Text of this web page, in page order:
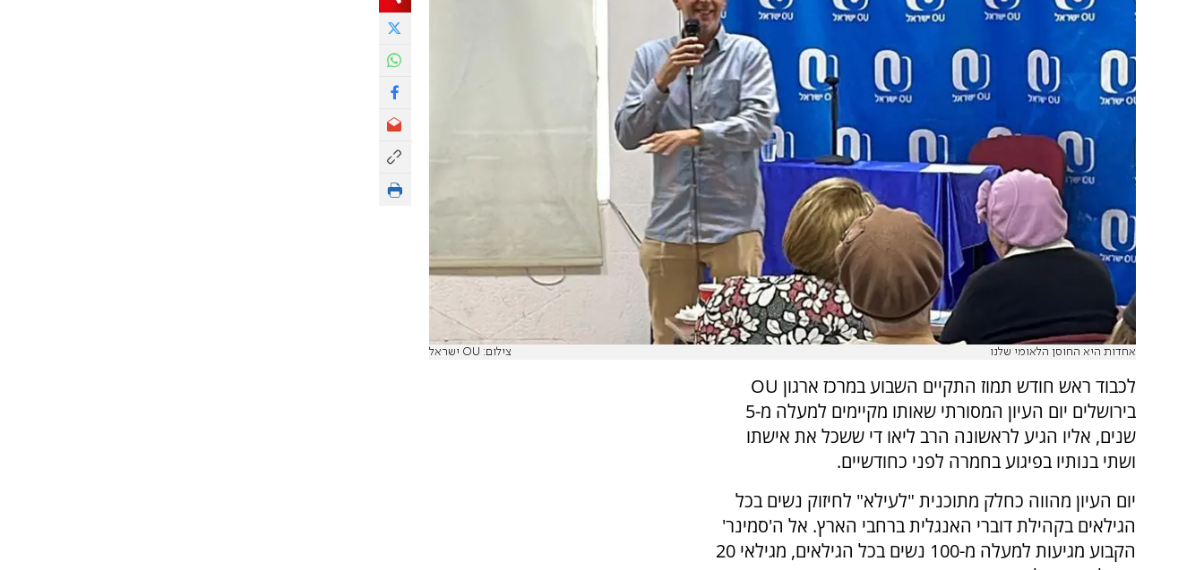
אחדות היא החוסן הלאומי שלנו צילום: OU ישראל
לכבוד ראש חודש תמוז התקיים השבוע במרכז ארגון OU
בירושלים יום העיון המסורתי שאותו מקיימים למעלה מ-5
שנים, אליו הגיע לראשונה הרב ליאו די ששכל את אישתו
ושתי בנותיו בפיגוע בחמרה לפני כחודשיים.
יום העיון מהווה כחלק מתוכנית "לעילא" לחיזוק נשים בכל
הגילאים בקהילת דוברי האנגלית ברחבי הארץ. אל ה'סמינר'
הקבוע מגיעות למעלה מ-100 נשים בכל הגילאים, מגילאי 20